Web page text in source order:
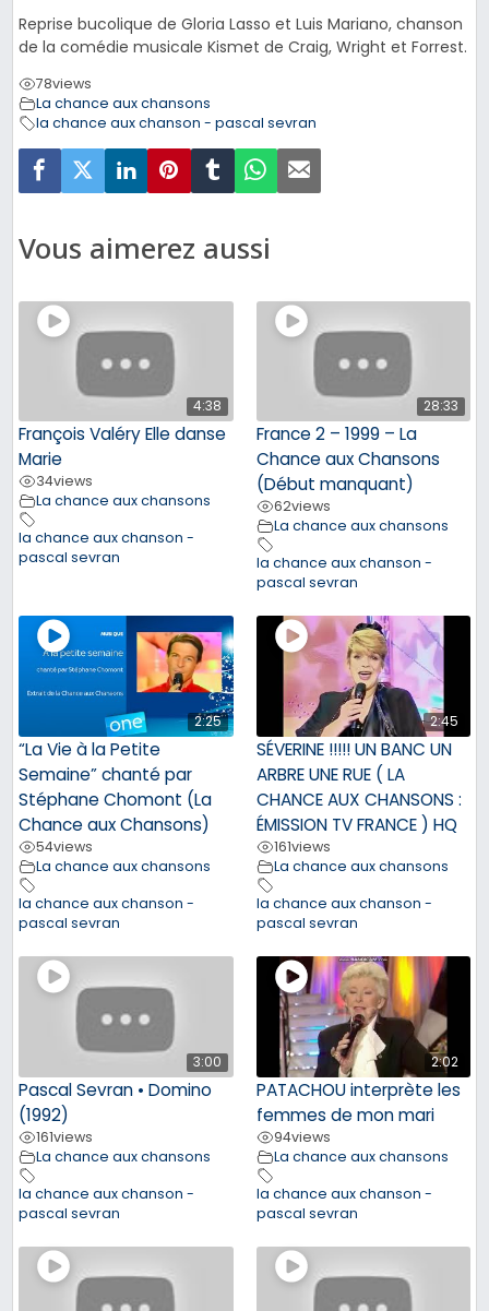
Reprise bucolique de Gloria Lasso et Luis Mariano, chanson
de la comédie musicale Kismet de Craig, Wright et Forrest.
78views
La chance aux chansons
la chance aux chanson - pascal sevran
Vous aimerez aussi
4:38
François Valéry Elle danse
Marie
34views
La chance aux chansons
la chance aux chanson -
pascal sevran
28:33
France 2 – 1999 – La
Chance aux Chansons
(Début manquant)
62views
La chance aux chansons
la chance aux chanson -
pascal sevran
2:25
“La Vie à la Petite
Semaine” chanté par
Stéphane Chomont (La
Chance aux Chansons)
54views
La chance aux chansons
la chance aux chanson -
pascal sevran
2:45
SÉVERINE !!!!! UN BANC UN
ARBRE UNE RUE ( LA
CHANCE AUX CHANSONS :
ÉMISSION TV FRANCE ) HQ
161views
La chance aux chansons
la chance aux chanson -
pascal sevran
3:00
Pascal Sevran • Domino
(1992)
161views
La chance aux chansons
la chance aux chanson -
pascal sevran
2:02
PATACHOU interprète les
femmes de mon mari
94views
La chance aux chansons
la chance aux chanson -
pascal sevran